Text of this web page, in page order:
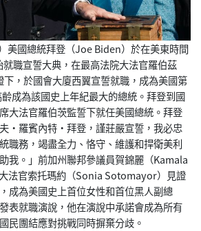
美國總統拜登（Joe Biden）於在美東時間
職宣誓大典，在最高法院大法官羅伯茲
下，於國會大廈西翼宣誓就職，成為美國第
成為該國史上年紀最大的總統。拜登到國
大法官羅伯茨監誓下就任美國總統。拜登
‧羅賓內特‧拜登，謹莊嚴宣誓，我必忠
職務，竭盡全力、恪守、維護和捍衛美利
我。」前加州聯邦參議員賀錦麗（Kamala
法官索托瑪約（Sonia Sotomayor）見證
成為美國史上首位女性和首位黑人副總
表就職演說，他在演說中承諾會成為所有
民團結應對挑戰同時摒棄分歧。